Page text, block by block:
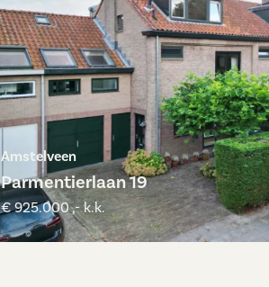
Amstelveen
Parmentierlaan 19
€ 925.000 ,- k.k.